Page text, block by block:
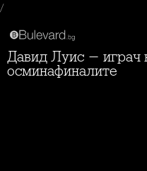
/
Давид Луис - играч номер 1 на
осминафиналите